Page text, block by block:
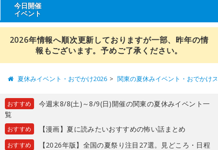
今日開催
イベント
2026年情報へ順次更新しておりますが一部、昨年の情
報もございます。予めご了承ください。
夏休みイベント・おでかけ2026 関東の夏休みイベント・おでかけ
おすすめ
今週末8/8(土)～8/9(日)開催の関東の夏休みイベント一
覧
おすすめ 【漫画】夏に読みたいおすすめの怖い話まとめ
おすすめ
【2026年版】全国の夏祭り注目27選。見どころ・日程